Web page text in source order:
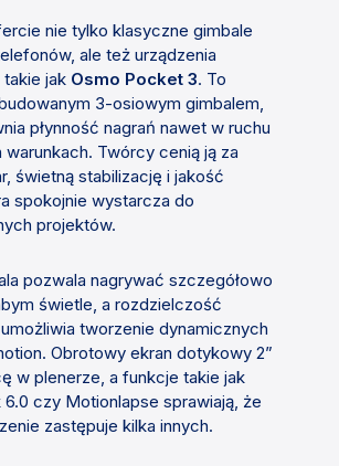
nie tylko klasyczne gimbale
ale też urządzenia
jak Osmo Pocket 3. To
3-osiowym gimbalem,
płynność nagrań nawet w ruchu
warunkach. Twórcy cenią ją za
świetną stabilizację i jakość
spokojnie wystarcza do
projektów.
pozwala nagrywać szczegółowo
świetle, a rozdzielczość
umożliwia tworzenie dynamicznych
Obrotowy ekran dotykowy 2”
w plenerze, a funkcje takie jak
czy Motionlapse sprawiają, że
zastępuje kilka innych.